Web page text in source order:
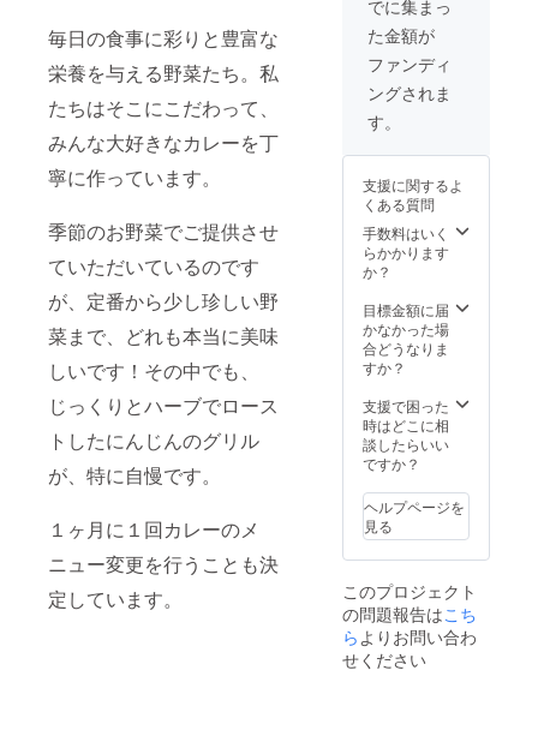
毎日の食事に彩りと豊富な
栄養を与える野菜たち。私
たちはそこにこだわって、
みんな大好きなカレーを丁
寧に作っています。
季節のお野菜でご提供させ
ていただいているのです
が、定番から少し珍しい野
菜まで、どれも本当に美味
しいです！その中でも、
じっくりとハーブでロース
トしたにんじんのグリル
が、特に自慢です。
１ヶ月に１回カレーのメ
ニュー変更を行うことも決
定しています。
ちら
は、八
Ｏ吉で
のお買
い物全
ただけ
ます。
※商品券
は現金
との引
き換え
ん。そ
れに伴
い、お
ん。 ※
商品券
は同時
に何枚
使いい
ただけ
ます。
※商品券
期限
は、お
店が
やって
いる限
んで予
定して
いま
す。ご
自宅で
まで、
にお待
ちくだ
さい♪ ※
カレー
フリー
効期
間：初
回利用
日〜30
効。 カ
レーフ
リーパ
ス利用
の期
限：
2020年
12月末
で。 年
内に初
回利用
してい
ただ
せてい
ただき
ます。
※備考欄
にご希
ご記入
い。 ※
ご支援
いただ
く際に
「上乗
援」を
するこ
とがで
きま
都合許
す場合
は、上
乗せで
いただ
けます
と幸い
です。
でに集まっ
た金額が
ファンディ
ングされま
す。
支援に関するよ
くある質問
手数料はいく
らかかります
か？
目標金額に届
かなかった場
合どうなりま
すか？
支援で困った
時はどこに相
談したらいい
ですか？
ヘルプページを
見る
このプロジェクト
の問題報告はこち
ら よりお問い合わ
せください